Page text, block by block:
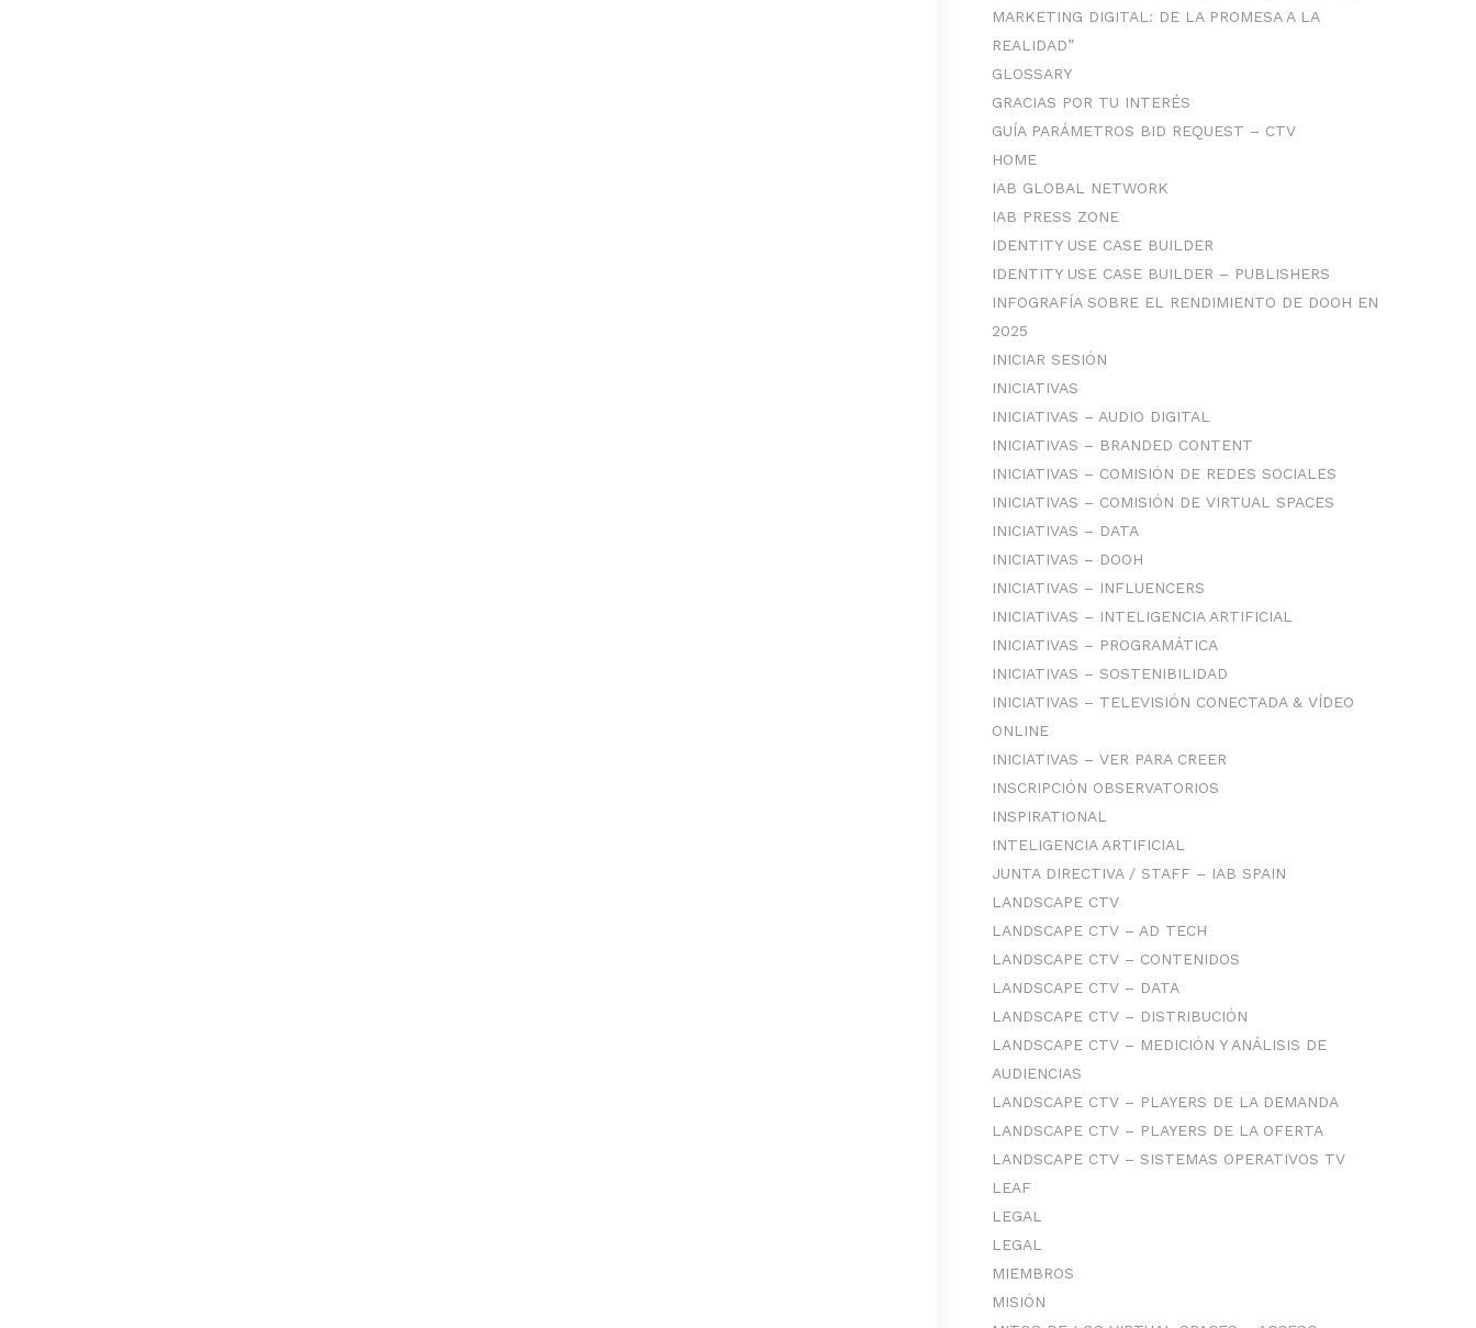
MARKETING DIGITAL: DE LA PROMESA A LA
REALIDAD”
GLOSSARY
GRACIAS POR TU INTERÉS
GUÍA PARÁMETROS BID REQUEST – CTV
HOME
IAB GLOBAL NETWORK
IAB PRESS ZONE
IDENTITY USE CASE BUILDER
IDENTITY USE CASE BUILDER – PUBLISHERS
INFOGRAFÍA SOBRE EL RENDIMIENTO DE DOOH EN
2025
INICIAR SESIÓN
INICIATIVAS
INICIATIVAS – AUDIO DIGITAL
INICIATIVAS – BRANDED CONTENT
INICIATIVAS – COMISIÓN DE REDES SOCIALES
INICIATIVAS – COMISIÓN DE VIRTUAL SPACES
INICIATIVAS – DATA
INICIATIVAS – DOOH
INICIATIVAS – INFLUENCERS
INICIATIVAS – INTELIGENCIA ARTIFICIAL
INICIATIVAS – PROGRAMÁTICA
INICIATIVAS – SOSTENIBILIDAD
INICIATIVAS – TELEVISIÓN CONECTADA & VÍDEO
ONLINE
INICIATIVAS – VER PARA CREER
INSCRIPCIÓN OBSERVATORIOS
INSPIRATIONAL
INTELIGENCIA ARTIFICIAL
JUNTA DIRECTIVA / STAFF – IAB SPAIN
LANDSCAPE CTV
LANDSCAPE CTV – AD TECH
LANDSCAPE CTV – CONTENIDOS
LANDSCAPE CTV – DATA
LANDSCAPE CTV – DISTRIBUCIÓN
LANDSCAPE CTV – MEDICIÓN Y ANÁLISIS DE
AUDIENCIAS
LANDSCAPE CTV – PLAYERS DE LA DEMANDA
LANDSCAPE CTV – PLAYERS DE LA OFERTA
LANDSCAPE CTV – SISTEMAS OPERATIVOS TV
LEAF
LEGAL
LEGAL
MIEMBROS
MISIÓN